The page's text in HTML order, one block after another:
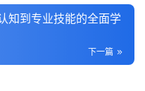
知到专业技能的全面学
下一篇